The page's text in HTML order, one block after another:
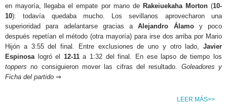
en mayoría, llegaba el empate por mano de Rakeiuekaha Morton(10-
10): todavía quedaba mucho. Los sevillanos aprovecharon una
superioridad para adelantarse gracias aAlejandro Álamoy poco
después repetían el método (otra mayoría) para irse dos arriba por Mario
Hijón a 3:55 del final. Entre exclusiones de uno y otro lado, Javier
Espinosalogró el 12-11a 1:32 del final. En ese lapso de tiempo los
toppers no consiguieron mover las cifras del resultado. Goleadores y
Ficha del partido ⇒
LEER MÁS>>